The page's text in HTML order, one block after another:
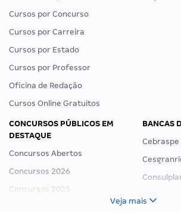
Cursos por Concurso
Cursos por Carreira
Cursos por Estado
Cursos por Professor
Oficina de Redação
Cursos Online Gratuitos
CONCURSOS PÚBLICOS EM
DESTAQUE
Concursos Abertos
Concursos 2026
Concursos 2025
Concurso Nacional Unificado
BANCAS
Cebraspe
Veja mais